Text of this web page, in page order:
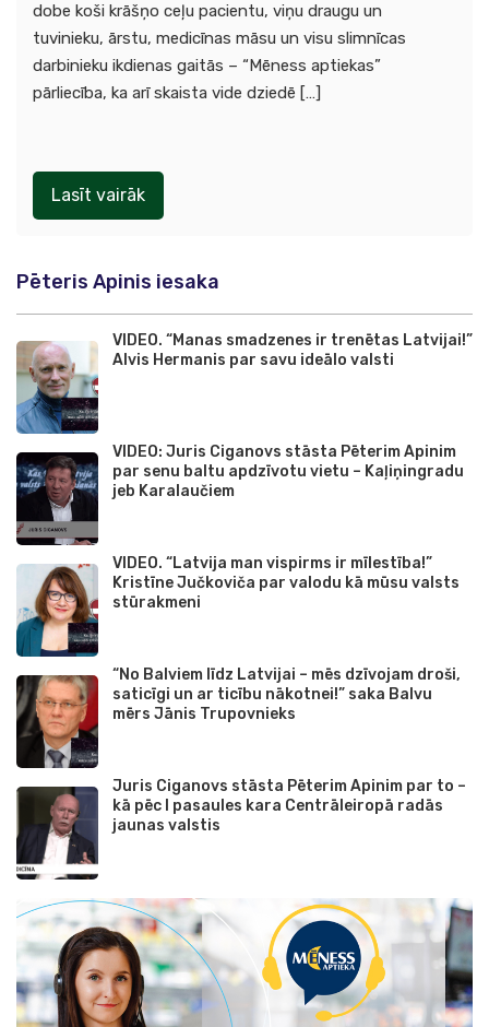
dobe koši krāšņo ceļu pacientu, viņu draugu un
tuvinieku, ārstu, medicīnas māsu un visu slimnīcas
darbinieku ikdienas gaitās – “Mēness aptiekas”
pārliecība, ka arī skaista vide dziedē […]
Lasīt vairāk
Pēteris Apinis iesaka
VIDEO. “Manas smadzenes ir trenētas Latvijai!”
Alvis Hermanis par savu ideālo valsti
VIDEO: Juris Ciganovs stāsta Pēterim Apinim
par senu baltu apdzīvotu vietu – Kaļiņingradu
jeb Karalaučiem
VIDEO. “Latvija man vispirms ir mīlestība!”
Kristīne Jučkoviča par valodu kā mūsu valsts
stūrakmeni
“No Balviem līdz Latvijai – mēs dzīvojam droši,
saticīgi un ar ticību nākotnei!” saka Balvu
mērs Jānis Trupovnieks
Juris Ciganovs stāsta Pēterim Apinim par to –
kā pēc I pasaules kara Centrāleiropā radās
jaunas valstis